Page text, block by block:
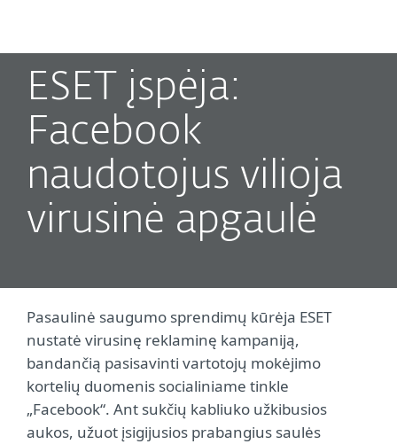
ESET įspėja:
Facebook
naudotojus vilioja
virusinė apgaulė
Pasaulinė saugumo sprendimų kūrėja ESET
nustatė virusinę reklaminę kampaniją,
bandančią pasisavinti vartotojų mokėjimo
kortelių duomenis socialiniame tinkle
„Facebook“. Ant sukčių kabliuko užkibusios
aukos, užuot įsigijusios prabangius saulės